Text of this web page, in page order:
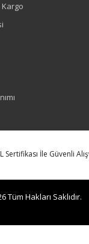
Sertifikası İle Güvenli
Tüm Hakları Saklıdır.